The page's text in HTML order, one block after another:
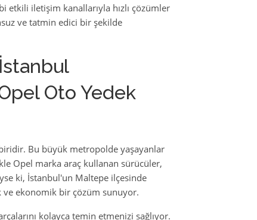
iletişim kanallarıyla hızlı çözümler
ve tatmin edici bir şekilde
Oto Yedek
Bu büyük metropolde yaşayanlar
Opel marka araç kullanan sürücüler,
ki, İstanbul'un Maltepe ilçesinde
ekonomik bir çözüm sunuyor.
kolayca temin etmenizi sağlıyor.